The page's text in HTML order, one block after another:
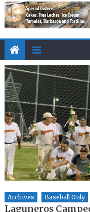
Archives Baseball Only
Laguneros